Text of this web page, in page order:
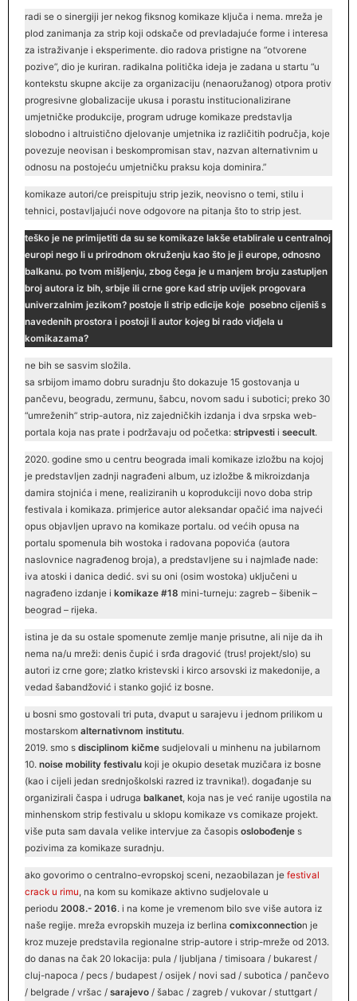
radi se o sinergiji jer nekog fiksnog komikaze ključa i nema. mreža je
plod zanimanja za strip koji odskače od prevladajuće forme i interesa
za istraživanje i eksperimente. dio radova pristigne na “otvorene
pozive”, dio je kuriran. radikalna politička ideja je zadana u startu “u
kontekstu skupne akcije za organizaciju (nenaoružanog) otpora protiv
progresivne globalizacije ukusa i porastu institucionalizirane
umjetničke produkcije, program udruge komikaze predstavlja
slobodno i altruistično djelovanje umjetnika iz različitih područja, koje
povezuje neovisan i beskompromisan stav, nazvan alternativnim u
odnosu na postojeću umjetničku praksu koja dominira.”
komikaze autori/ce preispituju strip jezik, neovisno o temi, stilu i
tehnici, postavljajući nove odgovore na pitanja što to strip jest.
teško je ne primijetiti da su se komikaze lakše etablirale u centralnoj
europi nego li u prirodnom okruženju kao što je ji europe, odnosno
balkanu. po tvom mišljenju, zbog čega je u manjem broju zastupljen
broj autora iz bih, srbije ili crne gore kad strip uvijek progovara
univerzalnim jezikom? postoje li strip edicije koje posebno cijeniš s
navedenih prostora i postoji li autor kojeg bi rado vidjela u
komikazama?
ne bih se sasvim složila.
sa srbijom imamo dobru suradnju što dokazuje 15 gostovanja u
pančevu, beogradu, zermunu, šabcu, novom sadu i subotici; preko 30
“umreženih” strip-autora, niz zajedničkih izdanja i dva srpska web-
portala koja nas prate i podržavaju od početka: stripvesti i seecult.
2020. godine smo u centru beograda imali komikaze izložbu na kojoj
je predstavljen zadnji nagrađeni album, uz izložbe & mikroizdanja
damira stojnića i mene, realiziranih u koprodukciji novo doba strip
festivala i komikaza. primjerice autor aleksandar opačić ima najveći
opus objavljen upravo na komikaze portalu. od većih opusa na
portalu spomenula bih wostoka i radovana popovića (autora
naslovnice nagrađenog broja), a predstavljene su i najmlađe nade:
iva atoski i danica dedić. svi su oni (osim wostoka) uključeni u
nagrađeno izdanje i komikaze #18 mini-turneju: zagreb – šibenik –
beograd – rijeka.
istina je da su ostale spomenute zemlje manje prisutne, ali nije da ih
nema na/u mreži: denis čupić i srđa dragović (trus! projekt/slo) su
autori iz crne gore; zlatko kristevski i kirco arsovski iz makedonije, a
vedad šabandžović i stanko gojić iz bosne.
u bosni smo gostovali tri puta, dvaput u sarajevu i jednom prilikom u
mostarskom alternativnom institutu.
2019. smo s disciplinom kičmesudjelovali u minhenu na jubilarnom
10. noise mobility festivalukoji je okupio desetak muzičara iz bosne
(kao i cijeli jedan srednjoškolski razred iz travnika!). događanje su
organizirali časpa i udruga balkanet, koja nas je već ranije ugostila na
minhenskom strip festivalu u sklopu komikaze vs comikaze projekt.
više puta sam davala velike intervjue za časopis oslobođenjes
pozivima za komikaze suradnju.
ako govorimo o centralno-evropskoj sceni, nezaobilazan je festival
cracku rimu, na kom su komikaze aktivno sudjelovale u
periodu 2008.- 2016. i na kome je vremenom bilo sve više autora iz
naše regije. mreža evropskih muzeja iz berlina comixconnection je
kroz muzeje predstavila regionalne strip-autore i strip-mreže od 2013.
do danas na čak 20 lokacija: pula / ljubljana / timisoara / bukarest /
cluj-napoca / pecs / budapest / osijek / novi sad / subotica / pančevo
/ belgrade / vršac / sarajevo/ šabac / zagreb / vukovar / stuttgart /